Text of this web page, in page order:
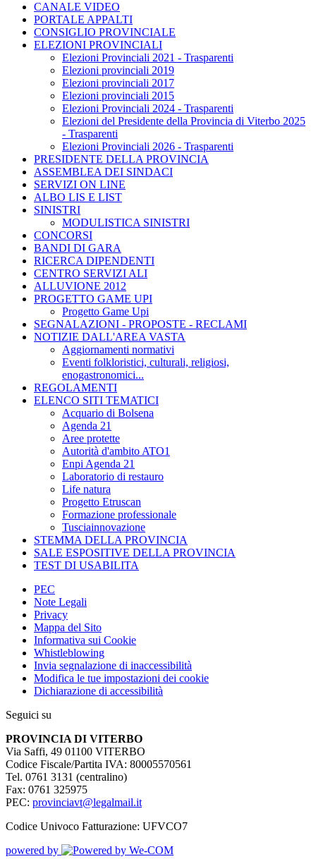
CANALE VIDEO
PORTALE APPALTI
CONSIGLIO PROVINCIALE
ELEZIONI PROVINCIALI
Elezioni Provinciali 2021 - Trasparenti
Elezioni provinciali 2019
Elezioni provinciali 2017
Elezioni provinciali 2015
Elezioni Provinciali 2024 - Trasparenti
Elezioni del Presidente della Provincia di Viterbo 2025
- Trasparenti
Elezioni Provinciali 2026 - Trasparenti
PRESIDENTE DELLA PROVINCIA
ASSEMBLEA DEI SINDACI
SERVIZI ON LINE
ALBO LIS E LIST
SINISTRI
MODULISTICA SINISTRI
CONCORSI
BANDI DI GARA
RICERCA DIPENDENTI
CENTRO SERVIZI ALI
ALLUVIONE 2012
PROGETTO GAME UPI
Progetto Game Upi
SEGNALAZIONI - PROPOSTE - RECLAMI
NOTIZIE DALL'AREA VASTA
Aggiornamenti normativi
Eventi folkloristici, culturali, religiosi,
enogastronomici...
REGOLAMENTI
ELENCO SITI TEMATICI
Acquario di Bolsena
Agenda 21
Aree protette
Autorità d'ambito ATO1
Enpi Agenda 21
Laboratorio di restauro
Life natura
Progetto Etruscan
Formazione professionale
Tusciainnovazione
STEMMA DELLA PROVINCIA
SALE ESPOSITIVE DELLA PROVINCIA
TEST DI USABILITA
PEC
Note Legali
Privacy
Mappa del Sito
Informativa sui Cookie
Whistleblowing
Invia segnalazione di inaccessibilità
Modifica le tue impostazioni dei cookie
Dichiarazione di accessibilità
Seguici su
PROVINCIA DI VITERBO
Via Saffi, 49 01100 VITERBO
Codice Fiscale/Partita IVA: 80005570561
Tel. 0761 3131 (centralino)
Fax: 0761 325975
PEC: provinciavt@legalmail.it
Codice Univoco Fatturazione: UFVCO7
powered by